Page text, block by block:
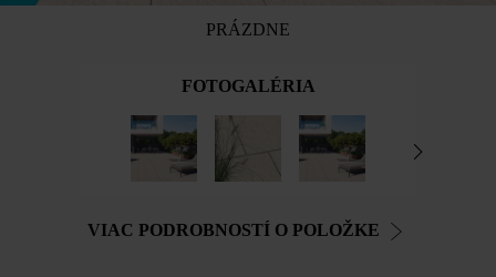
PRÁZDNE
FOTOGALÉRIA
VIAC PODROBNOSTÍ O POLOŽKE